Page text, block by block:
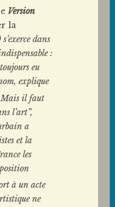
Version
la
dans
:
eu
explique
il faut
l’art”,
a
et la
les
à un acte
ne